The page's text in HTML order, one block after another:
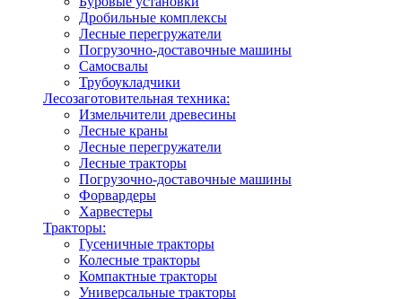
Дробильные комплексы
Лесные перегружатели
Погрузочно-доставочные машины
Самосвалы
Трубоукладчики
Лесозаготовительная техника:
Измельчители древесины
Лесные краны
Лесные перегружатели
Лесные тракторы
Погрузочно-доставочные машины
Форвардеры
Харвестеры
Тракторы:
Гусеничные тракторы
Колесные тракторы
Компактные тракторы
Универсальные тракторы